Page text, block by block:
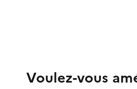
Voulez-vous